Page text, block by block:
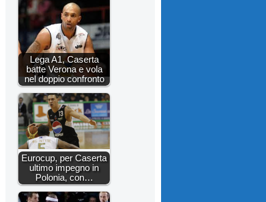
Lega A1, Caserta
batte Verona e vola
nel doppio confronto
Eurocup, per Caserta
ultimo impegno in
Polonia, con…